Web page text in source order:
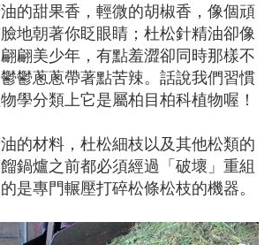
的甜果香，輕微的胡椒香，像個頑
地朝著你眨眼睛；杜松針精油卻像
翩美少年，有點羞澀卻同時那樣不
鬱蔥蔥帶著點苦辣。話說我們習慣
學分類上它是屬柏目柏科植物喔！
的材料，杜松細枝以及其他松類的
鍋爐之前都必須經過「破壞」重組
是專門輾壓打碎松條松枝的機器。